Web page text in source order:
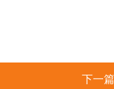
下一篇